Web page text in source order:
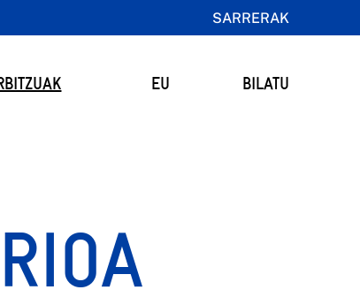
SARRERAK
EU BILATU